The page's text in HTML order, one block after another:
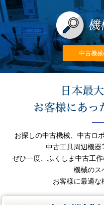
中古機
お探しの中古機械、中古ロ
中古工具周辺機器
ぜひ一度、ふくしま中古工
機械のス
お客様に最適